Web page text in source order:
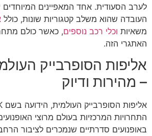
לערב הסעודית. אחד המאפיינים
העובדה שהוא משלב קטגוריות שונות, כולל
משאיות וכלי רכב נוספים, כאשר כולם
האתגרי הזה.
– מהירות ודיוק
התחרויות המרכזיות בעולם מרוצי